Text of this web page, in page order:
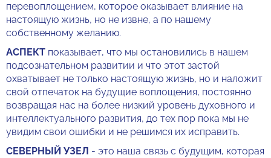
перевоплощением, которое оказывает влияние на
настоящую жизнь, но не извне, а по нашему
собственному желанию.
АСПЕКТ показывает, что мы остановились в нашем
подсознательном развитии и что этот застой
охватывает не только настоящую жизнь, но и наложит
свой отпечаток на будущие воплощения, постоянно
возвращая нас на более низкий уровень духовного и
интеллектуального развития, до тех пор пока мы не
увидим свои ошибки и не решимся их исправить.
СЕВЕРНЫЙ УЗЕЛ - это наша связь с будущим, которая